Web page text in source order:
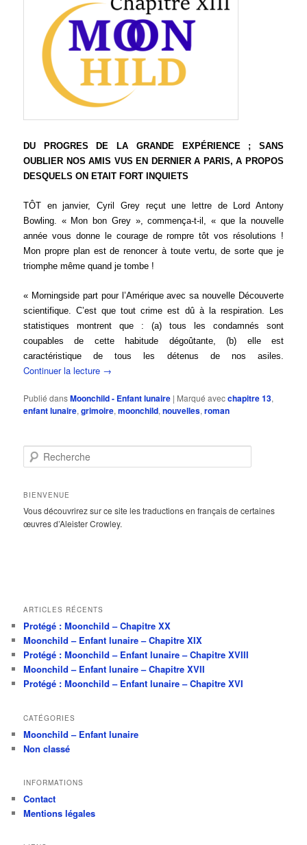
DU PROGRES DE LA GRANDE EXPÉRIENCE ; SANS
OUBLIER NOS AMIS VUS EN DERNIER A PARIS, A PROPOS
DESQUELS ON ETAIT FORT INQUIETS
TÔT en janvier, Cyril Grey reçut une lettre de Lord Antony
Bowling. « Mon bon Grey », commença-t-il, « que la nouvelle
année vous donne le courage de rompre tôt vos résolutions !
Mon propre plan est de renoncer à toute vertu, de sorte que je
triomphe même quand je tombe !
« Morningside part pour l’Amérique avec sa nouvelle Découverte
scientifique. C’est que tout crime est dû à la respiration. Les
statistiques montrent que : (a) tous les condamnés sont
coupables de cette habitude dégoûtante, (b) elle est
caractéristique de tous les détenus de nos asiles.
Continuer la lecture →
Publié dansMoonchild - Enfant lunaire | Marqué avecchapitre 13,
enfant lunaire,grimoire,moonchild,nouvelles,roman
e
h
r
c
BIENVENUE
Vous découvrirez sur ce site les traductions en français de certaines
œuvres d’Aleister Crowley.
ARTICLES RÉCENTS
Protégé : Moonchild – Chapitre XX
Moonchild – Enfant lunaire – Chapitre XIX
Protégé : Moonchild – Enfant lunaire – Chapitre XVIII
Moonchild – Enfant lunaire – Chapitre XVII
Protégé : Moonchild – Enfant lunaire – Chapitre XVI
CATÉGORIES
Moonchild – Enfant lunaire
Non classé
INFORMATIONS
Contact
Mentions légales